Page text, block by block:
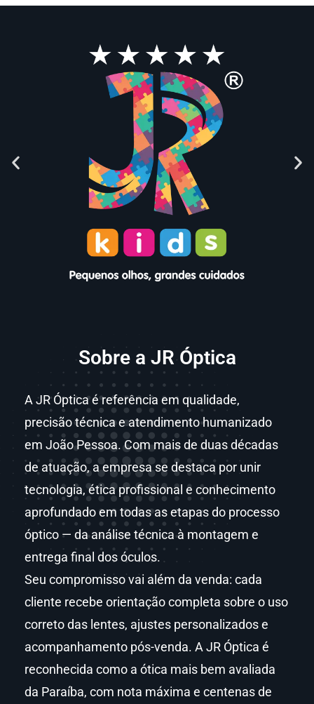
Sobre a JR Óptica
A JR Óptica é referência em qualidade,
precisão técnica e atendimento humanizado
em João Pessoa. Com mais de duas décadas
de atuação, a empresa se destaca por unir
tecnologia, ética profissional e conhecimento
aprofundado em todas as etapas do processo
óptico — da análise técnica à montagem e
entrega final dos óculos.
Seu compromisso vai além da venda: cada
cliente recebe orientação completa sobre o uso
correto das lentes, ajustes personalizados e
acompanhamento pós-venda. A JR Óptica é
reconhecida como a ótica mais bem avaliada
da Paraíba, com nota máxima e centenas de